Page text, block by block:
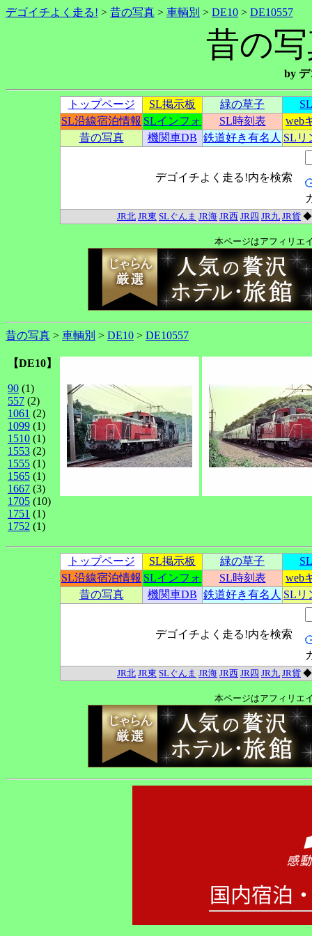
デゴイチよく走る! > 昔の写真 > 車輌別 > DE10 > DE10557
昔の写
by
トップページ SL掲示板 緑の草子
SL沿線宿泊情報 SLインフォ SL時刻表
web
昔の写真
機関車DB 鉄道好き有名人 SLリ
デゴイチよく走る!内を検索
JR北 JR東 SLぐんま JR海 JR西 JR四 JR九 JR貨
本ページはアフィリエ
昔の写真 > 車輌別 > DE10 > DE10557
【DE10】
90 (1)
557 (2)
1061 (2)
1099 (1)
1510 (1)
1553 (2)
1555 (1)
1565 (1)
1667 (3)
1705 (10)
1751 (1)
1752 (1)
トップページ SL掲示板 緑の草子
SL沿線宿泊情報 SLインフォ SL時刻表
web
昔の写真
機関車DB 鉄道好き有名人 SLリ
デゴイチよく走る!内を検索
JR北 JR東 SLぐんま JR海 JR西 JR四 JR九 JR貨
本ページはアフィリエ